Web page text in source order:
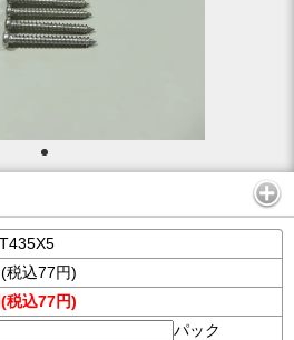
税込77円)
税込77円)
パック